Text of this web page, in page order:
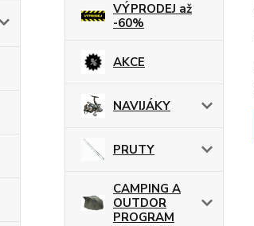
VÝPRODEJ až
-60%
AKCE
NAVIJÁKY
PRUTY
CAMPING A
OUTDOR
PROGRAM